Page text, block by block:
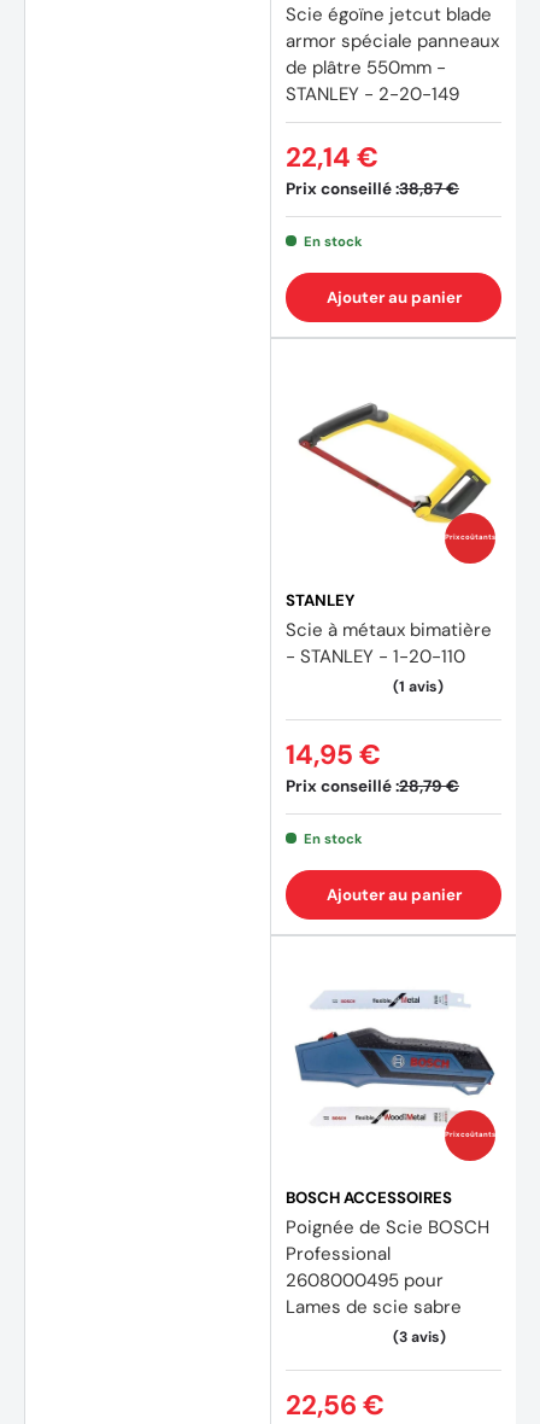
Scie égoïne jetcut blade
armor spéciale panneaux
de plâtre 550mm -
STANLEY - 2-20-149
Prix conseillé :38,87 €
22,14 €
En stock
Ajouter au panier
Prix coûtants
STANLEY
Scie à métaux bimatière
- STANLEY - 1-20-110
Prix conseillé :28,79 €
14,95 €
En stock
Ajouter au panier
Prix coûtants
BOSCH ACCESSOIRES
Poignée de Scie BOSCH
Professional
2608000495 pour
Lames de scie sabre
22,56 €